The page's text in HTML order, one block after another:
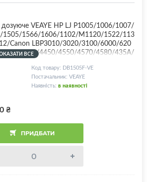
VEAYE HP LJ P1005/1006/1007/
1505/1566/1606/1102/M1120/1522/113
Canon LBP3010/3020/3100/6000/620
4430/4450/4550/4570/4580/435A/
278A/285A/Canon 712/725/726/728, з п
ВСЕ
Код товару: DB1505F-VE
Постачальник: VEAYE
Наявність: в наявності
₴
ПРИДБАТИ